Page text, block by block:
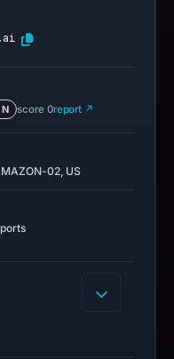
score 0report ↗
02, US